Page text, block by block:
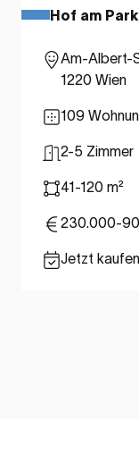
Hof am Park
Am-Albert-
1220 Wien
109
2-5 Zimmer
41-120 m²
230.000-
Jetzt kaufen